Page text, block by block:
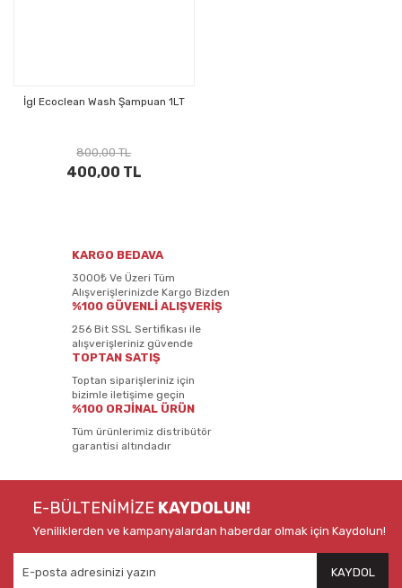
İgl Ecoclean Wash Şampuan 1LT
800,00 TL
400,00 TL
KARGO BEDAVA
3000₺ Ve Üzeri Tüm
Alışverişlerinizde Kargo Bizden
%100 GÜVENLİ ALIŞVERİŞ
256 Bit SSL Sertifikası ile
alışverişleriniz güvende
TOPTAN SATIŞ
Toptan siparişleriniz için
bizimle iletişime geçin
%100 ORJİNAL ÜRÜN
Tüm ürünlerimiz distribütör
garantisi altındadır
E-BÜLTENİMİZE KAYDOLUN!
Yeniliklerden ve kampanyalardan haberdar olmak için Kaydolun!
KAYDOL